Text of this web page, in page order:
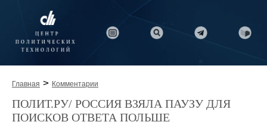
Главная > Комментарии
ПОЛИТ.РУ/ РОССИЯ ВЗЯЛА ПАУЗУ ДЛЯ
ПОИСКОВ ОТВЕТА ПОЛЬШЕ